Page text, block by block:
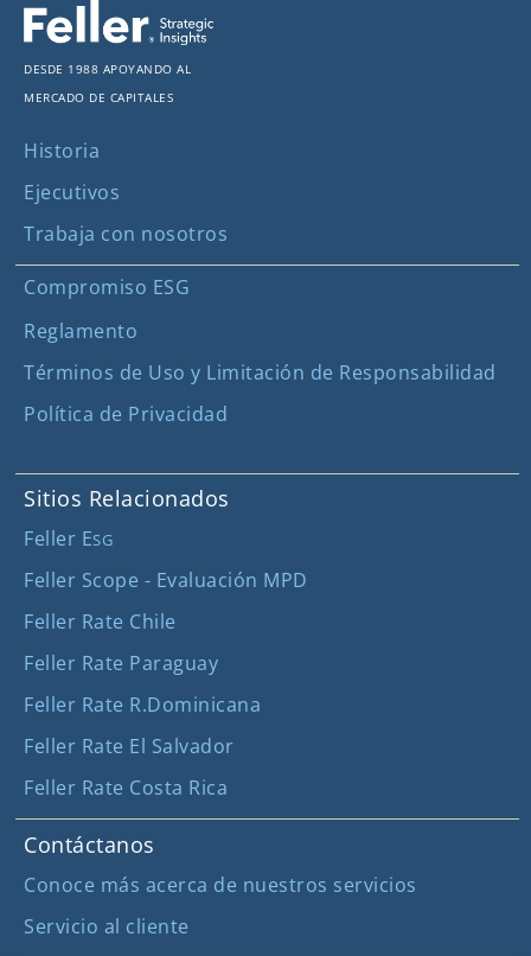
Desde 1988 apoyando al
mercado de capitales
Historia
Ejecutivos
Trabaja con nosotros
Compromiso ESG
Reglamento
Términos de Uso y Limitación de Responsabilidad
Política de Privacidad
Sitios Relacionados
Feller ESG
Feller Scope - Evaluación MPD
Feller Rate Chile
Feller Rate Paraguay
Feller Rate R.Dominicana
Feller Rate El Salvador
Feller Rate Costa Rica
Contáctanos
Conoce más acerca de nuestros servicios
Servicio al cliente